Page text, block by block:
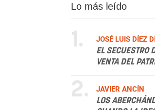
Lo más leído
1.
JOSÉ LUIS DÍEZ
EL SECUESTRO
VENTA DEL
2.
JAVIER ANCÍN
LOS